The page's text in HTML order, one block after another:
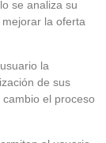
se analiza su
la oferta
la
de sus
el proceso